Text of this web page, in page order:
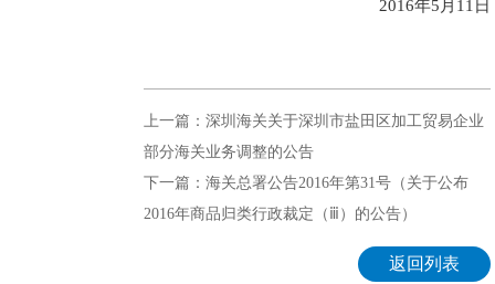
2016年5月11日
上一篇：深圳海关关于深圳市盐田区加工贸易企业
部分海关业务调整的公告
下一篇：海关总署公告2016年第31号（关于公布
2016年商品归类行政裁定（ⅲ）的公告）
返回列表